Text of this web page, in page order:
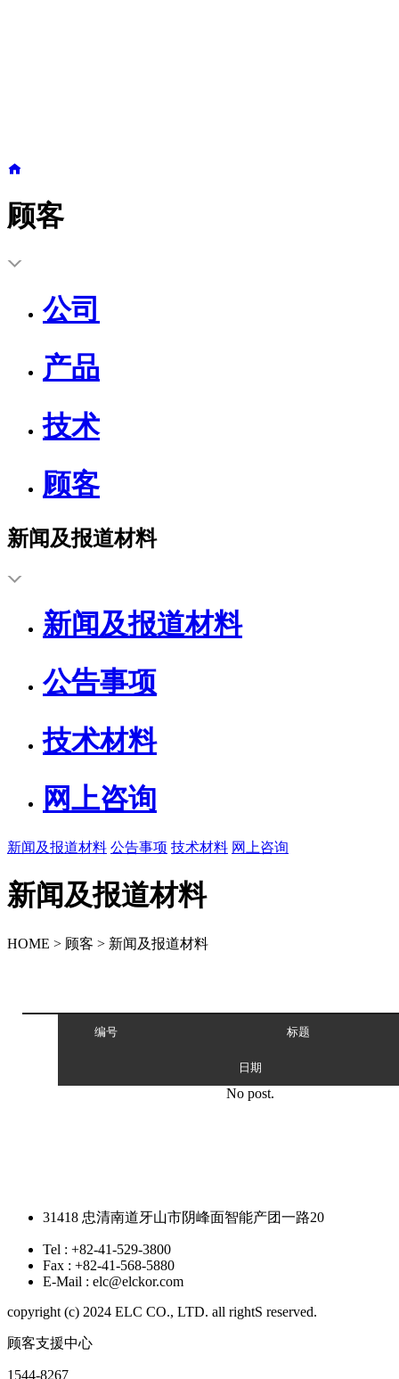
顾客
公司
产品
技术
顾客
新闻及报道材料
新闻及报道材料
公告事项
技术材料
网上咨询
新闻及报道材料 公告事项 技术材料 网上咨询
新闻及报道材料
HOME > 顾客 > 新闻及报道材料
编号 标题
日期
No post.
31418 忠清南道牙山市阴峰面智能产团一路20
Tel : +82-41-529-3800
Fax : +82-41-568-5880
E-Mail : elc@elckor.com
copyright (c) 2024 ELC CO., LTD. all rightS reserved.
顾客支援中心
1544-8267